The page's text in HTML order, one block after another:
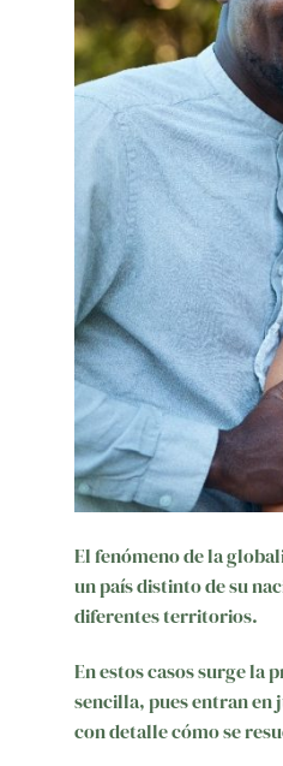
El fenómeno de la
un país distinto de su
diferentes territorios.
En estos casos surge la
sencilla, pues entran en
con detalle cómo se